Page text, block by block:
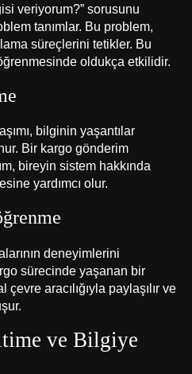
veriyorum?” sorusunu
tanımlar. Bu problem,
süreçlerini tetikler. Bu
oldukça etkilidir.
bilginin yaşantılar
Bir kargo gönderim
bireyin sistem hakkında
yardımcı olur.
deneyimlerini
sürecinde yaşanan bir
aracılığıyla paylaşılır ve
ve Bilgiye